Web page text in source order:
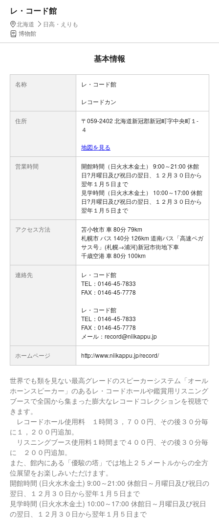
レ・コード館
北海道
日高・えりも
博物館
基本情報
名称 レ・コード館
レコードカン
住所
〒059-2402 北海道新冠郡新冠町字中央町１-
４
地図を見る
営業時間
開館時間（日火水木金土） 9:00～21:00 休館
日?月曜日及び祝日の翌日、１２月３０日から
翌年１月５日まで
見学時間（日火水木金土） 10:00～17:00 休館
日?月曜日及び祝日の翌日、１２月３０日から
翌年１月５日まで
アクセス方法
苫小牧市 車 80分 79km
札幌市 バス 140分 126km 道南バス「高速ペガ
サス号」(札幌→浦河)新冠市街地下車
千歳空港 車 80分 100km
連絡先
レ・コード館
TEL：0146-45-7833
FAX：0146-45-7778
レ・コード館
TEL：0146-45-7833
FAX：0146-45-7778
メール：record@niikappu.jp
ホームページ http://www.niikappu.jp/record/
世界でも類を見ない最高グレードのスピーカーシステム「オール
ホーンスピーカー」のあるレ・コードホールや鑑賞用リスニング
ブースで全国から集まった膨大なレコードコレクションを視聴で
きます。
レコードホール使用料 １時間３，７００円、その後３０分毎
に１，２００円追加。
リスニングブース使用料１時間まで４００円、その後３０分毎
に ２００円追加。
また、館内にある「優駿の塔」では地上２５メートルからの全方
位展望をお楽しみいただけます。
開館時間 (日火水木金土) 9:00～21:00 休館日～月曜日及び祝日の
翌日、１２月３０日から翌年１月５日まで
見学時間 (日火水木金土) 10:00～17:00 休館日～月曜日及び祝日
の翌日、１２月３０日から翌年１月５日まで